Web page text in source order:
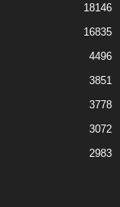
18146
16835
4496
3851
3778
3072
2983